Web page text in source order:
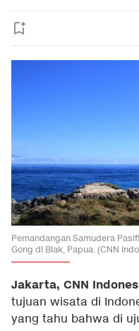
Pemandangan Samudera
Gong di Biak, Papua. (CNN
Jakarta, CNN
tujuan wisata di
yang tahu bahwa di